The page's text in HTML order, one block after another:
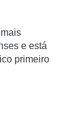
e está
primeiro